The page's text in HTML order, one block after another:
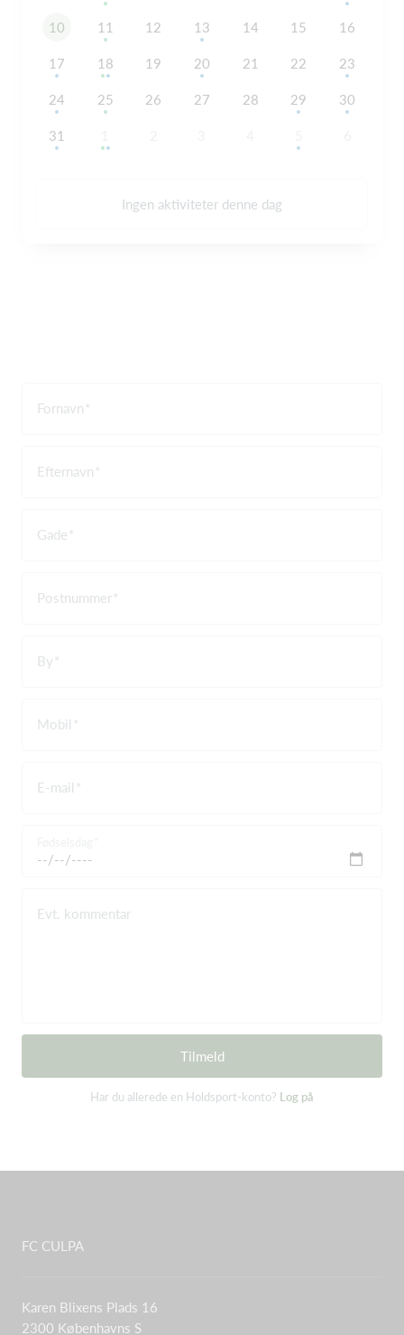
10 11 12 13 14 15 16
17 18 19 20 21 22 23
24 25 26 27 28 29 30
31
Ingen aktiviteter denne dag
Fornavn
Efternavn
Gade
Postnummer
By
Mobil
E-mail
Evt. kommentar
Tilmeld
Har du allerede en Holdsport-konto? Log på
FC CULPA
Karen Blixens Plads 16
2300 Københavns S